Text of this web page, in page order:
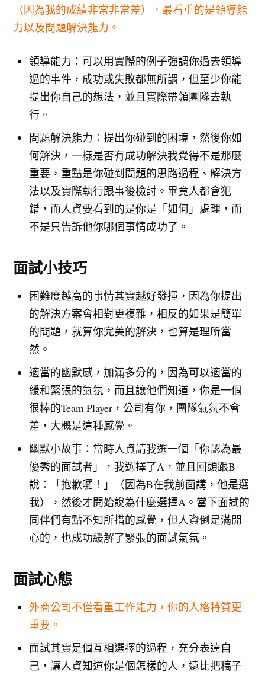
（因為我的成績非常非常差），最看重的是領導能
力以及問題解決能力。
領導能力：可以用實際的例子強調你過去領導
過的事件，成功或失敗都無所謂，但至少你能
提出你自己的想法，並且實際帶領團隊去執
行。
問題解決能力：提出你碰到的困境，然後你如
何解決，一樣是否有成功解決我覺得不是那麼
重要，重點是你碰到問題的思路過程、解決方
法以及實際執行跟事後檢討。畢竟人都會犯
錯，而人資要看到的是你是「如何」處理，而
不是只告訴他你哪個事情成功了。
面試小技巧
困難度越高的事情其實越好發揮，因為你提出
的解決方案會相對更複雜，相反的如果是簡單
的問題，就算你完美的解決，也算是理所當
然。
適當的幽默感，加滿多分的，因為可以適當的
緩和緊張的氣氛，而且讓他們知道，你是一個
很棒的Team Player，公司有你，團隊氣氛不會
差，大概是這種感覺。
幽默小故事：當時人資請我選一個「你認為最
優秀的面試者」，我選擇了A，並且回頭跟B
說：「抱歉囉！」（因為B在我前面講，他是選
我），然後才開始說為什麼選擇A。當下面試的
同伴們有點不知所措的感覺，但人資倒是滿開
心的，也成功緩解了緊張的面試氣氛。
面試心態
外商公司不僅看重工作能力，你的人格特質更
重要。
面試其實是個互相選擇的過程，充分表達自
己，讓人資知道你是個怎樣的人，遠比把稿子